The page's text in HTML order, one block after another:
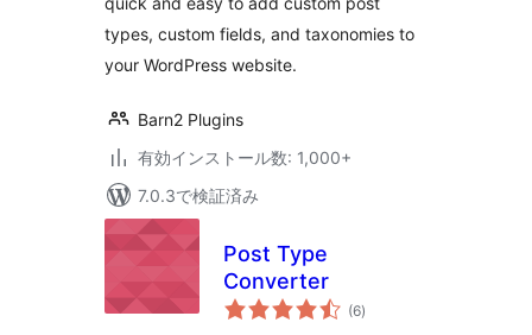
types, custom fields, and taxonomies to
your WordPress website.
Barn2 Plugins
有効インストール数: 1,000+
7.0.3で検証済み
Post Type
Converter
(6個
の)